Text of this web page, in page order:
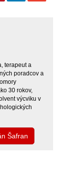
terapeut a
poradcov a
30 rokov,
výcviku v
Šafran